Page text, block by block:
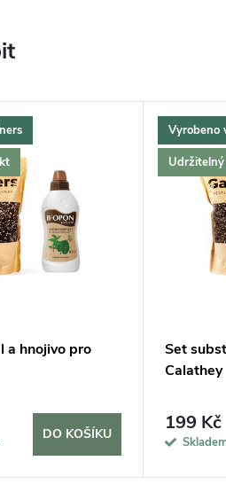
a hnojivo pro
DO KOŠÍKU
Vyrobeno
Set
Calathey
199 Kč